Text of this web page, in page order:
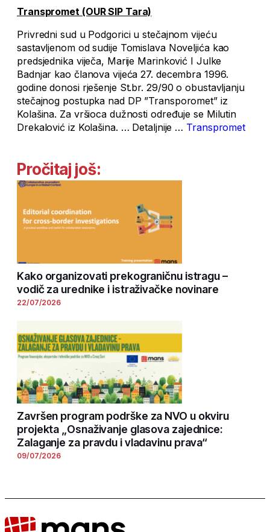
Transpromet (OUR SIP Tara)
Privredni sud u Podgorici u stečajnom vijeću
sastavljenom od sudije Tomislava Noveljića kao
predsjednika viječa, Marije Marinković I Julke
Badnjar kao članova vijeća 27. decembra 1996.
godine donosi rješenje St.br. 29/90 o obustavljanju
stečajnog postupka nad DP ”Transporomet” iz
Kolašina. Za vršioca dužnosti određuje se Milutin
Drekalović iz Kolašina. … Detaljnije … Transpromet
Pročitaj još:
Kako organizovati prekograničnu istragu –
vodič za urednike i istraživačke novinare
22/07/2026
Završen program podrške za NVO u okviru
projekta „Osnaživanje glasova zajednice:
Zalaganje za pravdu i vladavinu prava“
09/07/2026